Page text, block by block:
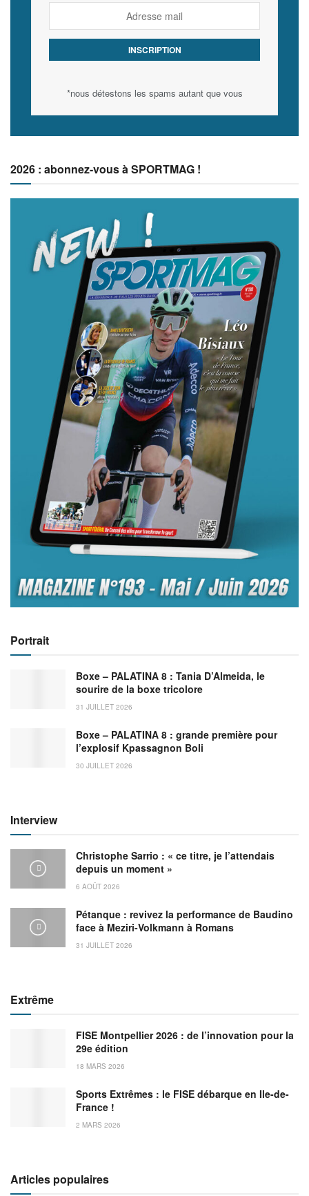
*nous détestons les spams autant que vous
2026 : abonnez-vous à SPORTMAG !
Portrait
Boxe – PALATINA 8 : Tania D’Almeida, le
sourire de la boxe tricolore
31 JUILLET 2026
Boxe – PALATINA 8 : grande première pour
l’explosif Kpassagnon Boli
30 JUILLET 2026
Interview
Christophe Sarrio : « ce titre, je l’attendais
depuis un moment »
6 AOÛT 2026
Pétanque : revivez la performance de Baudino
face à Meziri-Volkmann à Romans
31 JUILLET 2026
Extrême
FISE Montpellier 2026 : de l’innovation pour la
29e édition
18 MARS 2026
Sports Extrêmes : le FISE débarque en Ile-de-
France !
2 MARS 2026
Articles populaires